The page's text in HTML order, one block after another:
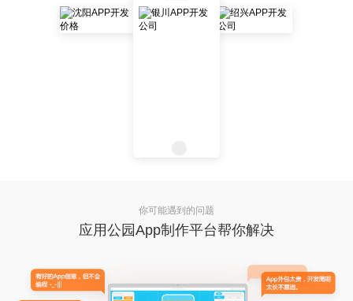
你可能遇到的问题
应用公园App制作平台帮你解决